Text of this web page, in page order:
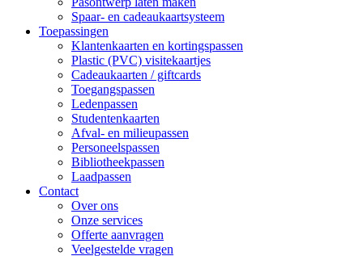
Spaar- en cadeaukaartsysteem
Toepassingen
Klantenkaarten en kortingspassen
Plastic (PVC) visitekaartjes
Cadeaukaarten / giftcards
Toegangspassen
Ledenpassen
Studentenkaarten
Afval- en milieupassen
Personeelspassen
Bibliotheekpassen
Laadpassen
Contact
Over ons
Onze services
Offerte aanvragen
Veelgestelde vragen